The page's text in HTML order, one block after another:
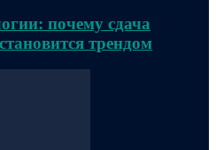
почему сдача
трендом